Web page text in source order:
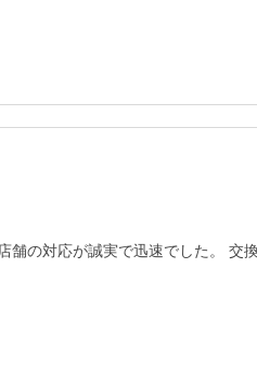
舗の対応が誠実で迅速でした。 交